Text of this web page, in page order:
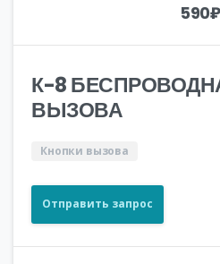
590₽
К-8
ВЫЗОВА
Кнопки вызова
Отправить запрос